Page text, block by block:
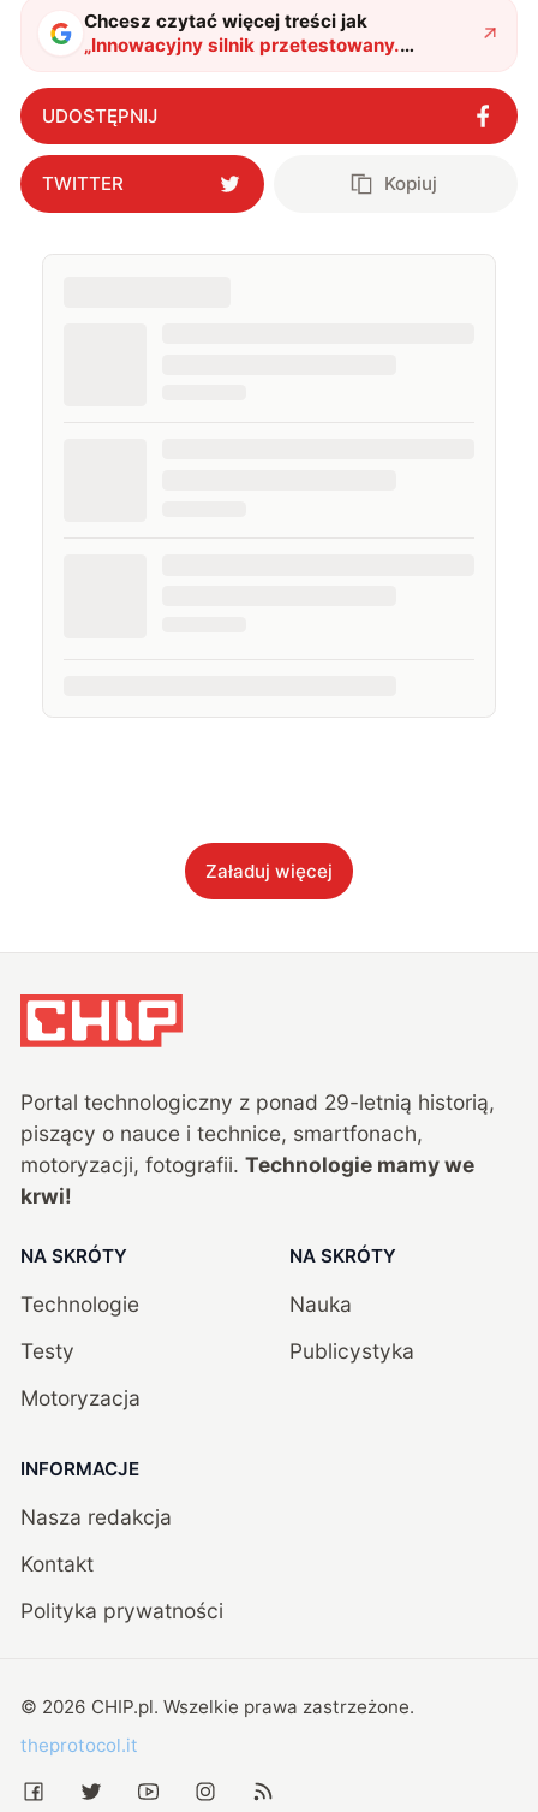
Chcesz czytać więcej treści jak
„Innowacyjny silnik przetestowany.
Producent przekonuje, że pozwoli osiągnąć
prędkość 6500 km/h"?
UDOSTĘPNIJ
TWITTER Kopiuj
Załaduj więcej
Portal technologiczny z ponad 29-letnią historią,
piszący o nauce i technice, smartfonach,
motoryzacji, fotografii. Technologie mamy we
krwi!
NA SKRÓTY
Technologie
Testy
Motoryzacja
NA SKRÓTY
Nauka
Publicystyka
INFORMACJE
Nasza redakcja
Kontakt
Polityka prywatności
© 2026 CHIP.pl. Wszelkie prawa zastrzeżone.
theprotocol.it